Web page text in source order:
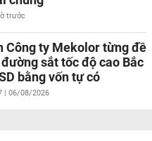
trước
Công ty Mekolor từng đề
sắt tốc độ cao Bắc
bằng vốn tự có
| 06/08/2026